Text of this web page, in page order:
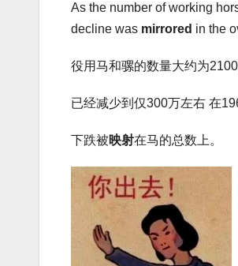
As the number of working
decline was mirrored in the
役用马和骡的数量大约为
已经减少到仅300万左右 在
下跌被映射在马的总数上。